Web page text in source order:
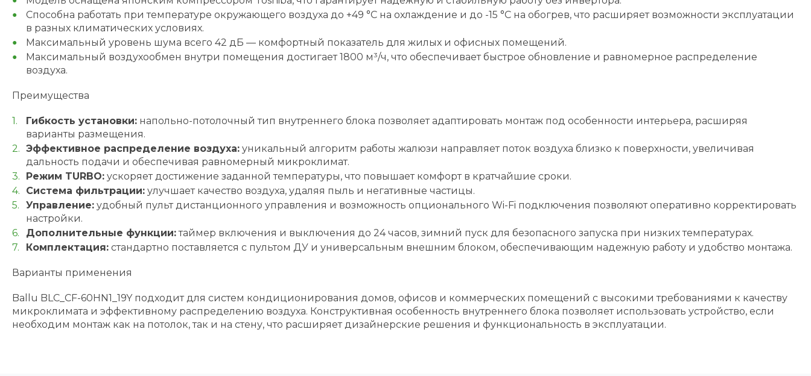
Способна работать при температуре окружающего воздуха до +49 °C на охлаждение и до -15 °C на обогрев, что расширяет возможности эксплуатации
в разных климатических условиях.
Максимальный уровень шума всего 42 дБ — комфортный показатель для жилых и офисных помещений.
Максимальный воздухообмен внутри помещения достигает 1800 м³/ч, что обеспечивает быстрое обновление и равномерное распределение
воздуха.
Преимущества
Гибкость установки:напольно-потолочный тип внутреннего блока позволяет адаптировать монтаж под особенности интерьера, расширяя
варианты размещения.
Эффективное распределение воздуха:уникальный алгоритм работы жалюзи направляет поток воздуха близко к поверхности, увеличивая
дальность подачи и обеспечивая равномерный микроклимат.
Режим TURBO:ускоряет достижение заданной температуры, что повышает комфорт в кратчайшие сроки.
Система фильтрации:улучшает качество воздуха, удаляя пыль и негативные частицы.
Управление:удобный пульт дистанционного управления и возможность опционального Wi-Fi подключения позволяют оперативно корректировать
настройки.
Дополнительные функции:таймер включения и выключения до 24 часов, зимний пуск для безопасного запуска при низких температурах.
Комплектация:стандартно поставляется с пультом ДУ и универсальным внешним блоком, обеспечивающим надежную работу и удобство монтажа.
Варианты применения
Ballu BLC_CF-60HN1_19Y подходит для систем кондиционирования домов, офисов и коммерческих помещений с высокими требованиями к качеству
микроклимата и эффективному распределению воздуха. Конструктивная особенность внутреннего блока позволяет использовать устройство, если
необходим монтаж как на потолок, так и на стену, что расширяет дизайнерские решения и функциональность в эксплуатации.